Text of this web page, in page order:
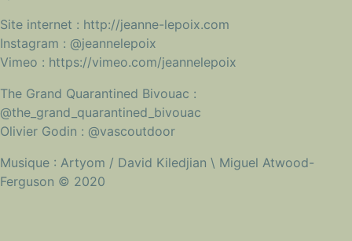
Site internet : http://jeanne-lepoix.com
Instagram : @jeannelepoix
Vimeo : https://vimeo.com/jeannelepoix
The Grand Quarantined Bivouac :
@the_grand_quarantined_bivouac
Olivier Godin : @vascoutdoor
Musique : Artyom / David Kiledjian \ Miguel Atwood-
Ferguson © 2020